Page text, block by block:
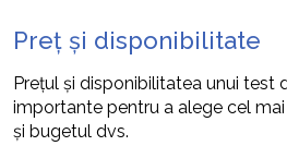
Preț și disponibilitate
Prețul și disponibilitatea unui test
importante pentru a alege cel
și bugetul dvs.